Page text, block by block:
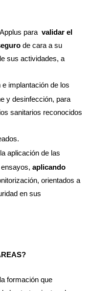
para validar el
de cara a su
sus actividades, a
implantación de los
y desinfección, para
sanitarios reconocidos
aplicación de las
aplicando
orientados a
en sus
formación que